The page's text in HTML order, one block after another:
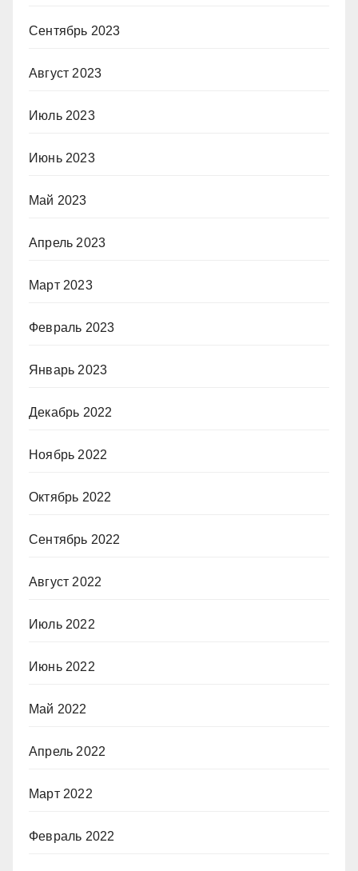
Сентябрь 2023
Август 2023
Июль 2023
Июнь 2023
Май 2023
Апрель 2023
Март 2023
Февраль 2023
Январь 2023
Декабрь 2022
Ноябрь 2022
Октябрь 2022
Сентябрь 2022
Август 2022
Июль 2022
Июнь 2022
Май 2022
Апрель 2022
Март 2022
Февраль 2022